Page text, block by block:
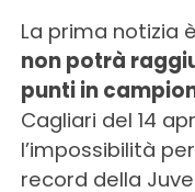
La prima notizia
non potrà
punti in
Cagliari del 14
l’impossibilità
record della